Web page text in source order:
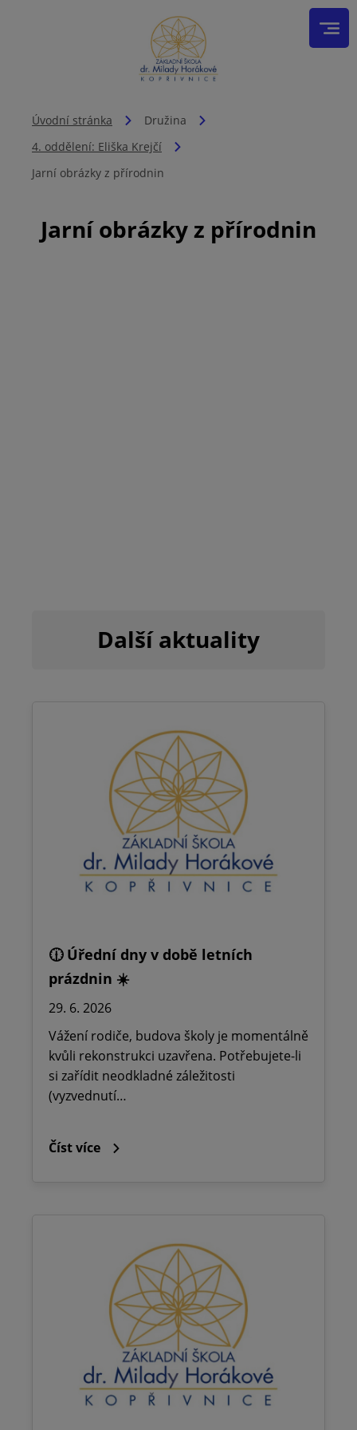
Úvodní stránka
Družina
4. oddělení: Eliška Krejčí
Jarní obrázky z přírodnin
Jarní obrázky z přírodnin
Další aktuality
🕧 Úřední dny v době letních
prázdnin ☀️
29. 6. 2026
Vážení rodiče, budova školy je momentálně
kvůli rekonstrukci uzavřena. Potřebujete-li
si zařídit neodkladné záležitosti
(vyzvednutí…
Číst více